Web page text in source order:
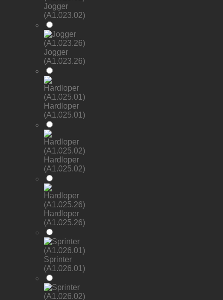
Jogger
(A1.023.02)
Jogger
(A1.023.26)
Hardloper
(A1.025.01)
Hardloper
(A1.025.02)
Hardloper
(A1.025.26)
Sprinter
(A1.026.01)